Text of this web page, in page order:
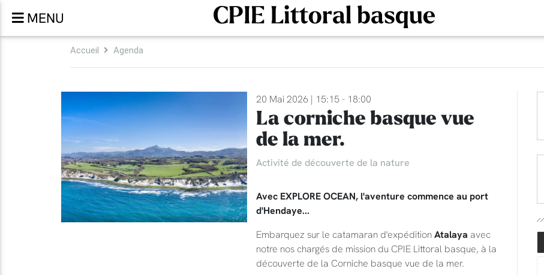
MENU CPIE Littoral basque
Accueil Agenda
20 Mai 2026 | 15:15 - 18:00
La corniche basque vue
de la mer.
Activité de découverte de la nature
Avec EXPLORE OCEAN, l'aventure commence au port
d'Hendaye...
Embarquez sur le catamaran d'expédition Atalaya avec
notre nos chargés de mission du CPIE Littoral basque, à la
découverte de la Corniche basque vue de la mer.